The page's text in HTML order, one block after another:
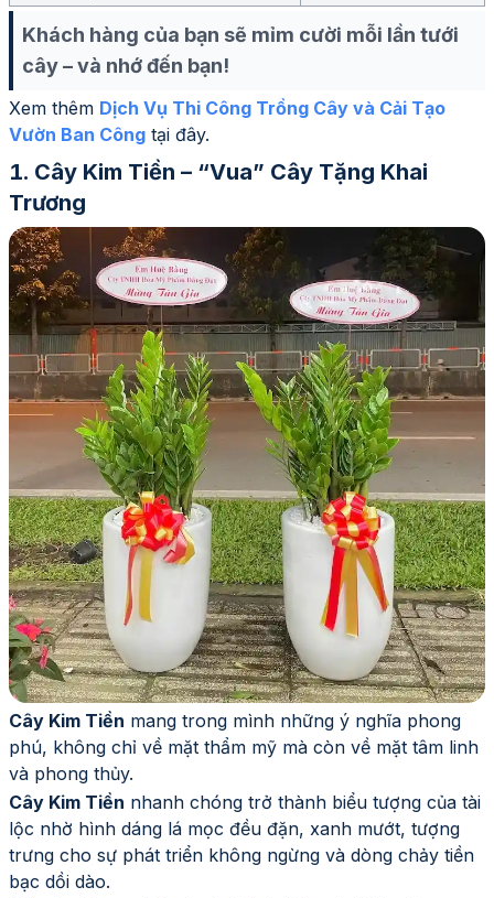
Khách hàng của bạn sẽ mỉm cười mỗi lần tưới
cây – và nhớ đến bạn!
Xem thêm Dịch Vụ Thi Công Trồng Cây và Cải Tạo
Vườn Ban Công tại đây.
Cây Kim Tiền – “Vua” Cây Tặng Khai
Trương
Cây Kim Tiền mang trong mình những ý nghĩa phong
phú, không chỉ về mặt thẩm mỹ mà còn về mặt tâm linh
và phong thủy.
Cây Kim Tiền nhanh chóng trở thành biểu tượng của tài
lộc nhờ hình dáng lá mọc đều đặn, xanh mướt, tượng
trưng cho sự phát triển không ngừng và dòng chảy tiền
bạc dồi dào.